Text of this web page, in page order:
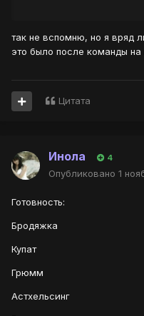
так не вспомню, но я вряд
это было после команды на
Цитата
Инола 4
Опубликовано 1
Готовность:
Бродяжка
Купат
Грюмм
Астхельсинг